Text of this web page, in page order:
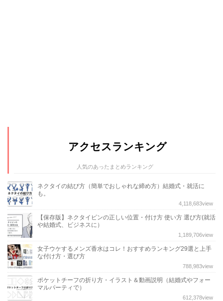
アクセスランキング
人気のあったまとめランキング
ネクタイの結び方（簡単でおしゃれな締め方）結婚式・就活に
も。
4,118,683view
【保存版】ネクタイピンの正しい位置・付け方 使い方 選び方(就活
や結婚式、ビジネスに）
1,189,706view
女子ウケするメンズ香水はコレ！おすすめランキング29選と上手
な付け方・選び方
788,983view
ポケットチーフの折り方・イラスト＆動画説明（結婚式やフォー
マルパーティで）
612,378view